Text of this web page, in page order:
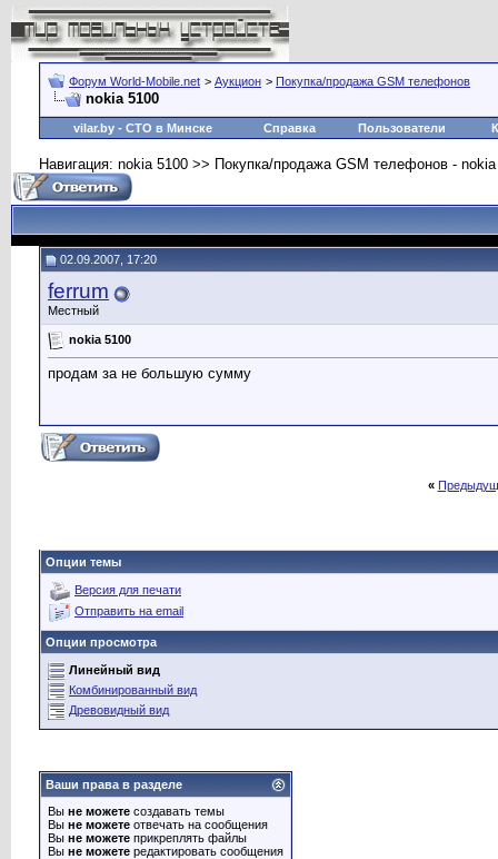
Форум World-Mobile.net > Аукцион > Покупка/продажа GSM телефонов
nokia 5100
vilar.by - СТО в Минске Справка Пользователи
Навигация: nokia 5100 >> Покупка/продажа GSM телефонов -
02.09.2007, 17:20
ferrum
Местный
nokia 5100
продам за не большую сумму
«
Опции темы
Версия для печати
Отправить на email
Опции просмотра
Линейный вид
Комбинированный вид
Древовидный вид
Ваши права в разделе
Вы не можете создавать темы
Вы не можете отвечать на сообщения
Вы не можете прикреплять файлы
Вы не можете редактировать сообщения